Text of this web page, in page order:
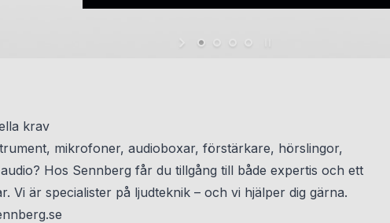
krav
mikrofoner, audioboxar, förstärkare, hörslingor,
Hos Sennberg får du tillgång till både expertis och ett
Vi är specialister på ljudteknik – och vi hjälper dig gärna.